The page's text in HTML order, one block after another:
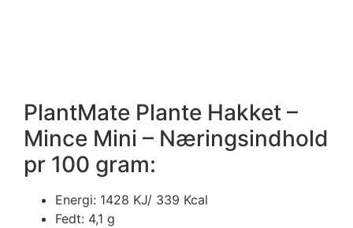
PlantMate Plante Hakket –
Mince Mini – Næringsindhold
pr 100 gram:
Energi: 1428 KJ/ 339 Kcal
Fedt: 4,1 g